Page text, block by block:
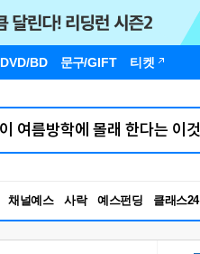
DVD/BD 문구/GIFT 티켓
채널예스 사락 예스펀딩 클래스24